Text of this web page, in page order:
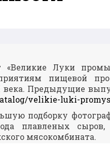
Луки
пищевой
Предыдущие
velikie-luki-
подборку
плавленых сыров,
мясокомбината.